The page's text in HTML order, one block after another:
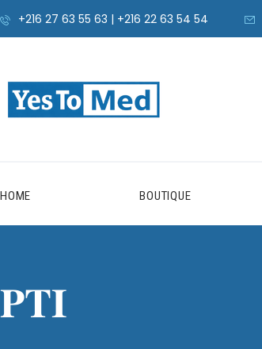
+216 27 63 55 63 | +216 22 63 54 54
HOME BOUTIQUE
𝐏𝐓𝐈